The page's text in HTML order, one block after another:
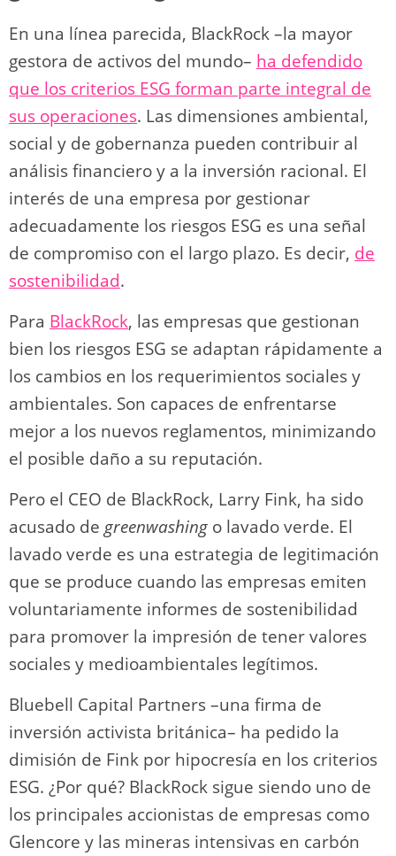
En una línea parecida, BlackRock –la mayor
gestora de activos del mundo– ha defendido
que los criterios ESG forman parte integral de
sus operaciones. Las dimensiones ambiental,
social y de gobernanza pueden contribuir al
análisis financiero y a la inversión racional. El
interés de una empresa por gestionar
adecuadamente los riesgos ESG es una señal
de compromiso con el largo plazo. Es decir, de
sostenibilidad.
Para BlackRock, las empresas que gestionan
bien los riesgos ESG se adaptan rápidamente a
los cambios en los requerimientos sociales y
ambientales. Son capaces de enfrentarse
mejor a los nuevos reglamentos, minimizando
el posible daño a su reputación.
Pero el CEO de BlackRock, Larry Fink, ha sido
acusado de greenwashing o lavado verde. El
lavado verde es una estrategia de legitimación
que se produce cuando las empresas emiten
voluntariamente informes de sostenibilidad
para promover la impresión de tener valores
sociales y medioambientales legítimos.
Bluebell Capital Partners –una firma de
inversión activista británica– ha pedido la
dimisión de Fink por hipocresía en los criterios
ESG. ¿Por qué? BlackRock sigue siendo uno de
los principales accionistas de empresas como
Glencore y las mineras intensivas en carbón